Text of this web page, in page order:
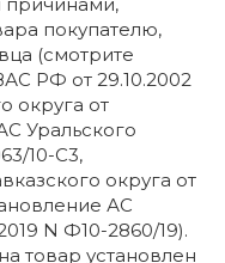
покупателю,
(смотрите
РФ от 29.10.2002
округа от
Уральского
10-С3,
округа от
АС
N Ф10-2860/19).
товар установлен